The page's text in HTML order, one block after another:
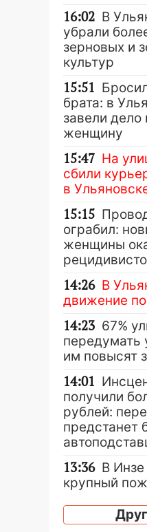
16:02 В
убрали
зерновых и
культур
15:51
брата: в
завели
женщину
15:47 На
сбили
в
15:15
ограбил:
женщины
14:26 В
движение
14:23 67%
передумать
им повысят
14:01
получили
рублей:
предстанет
13:36 В
крупный
13:00 В
репутацию